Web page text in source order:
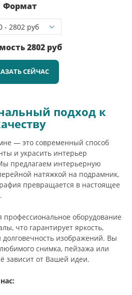
Формат
2802 руб
СЕЙЧАС
подход к
— это современный способ
и украсить интерьер
предлагаем интерьерную
натяжкой на подрамник,
превращается в настоящее
профессиональное оборудование
что гарантирует яркость,
изображений. Вы
снимка, пейзажа или
зависит от Вашей идеи.